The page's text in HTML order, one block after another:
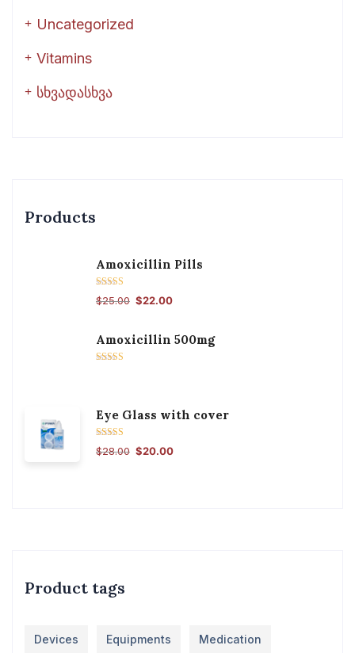
Uncategorized
Vitamins
სხვადასხვა
Products
Amoxicillin Pills
შეფასება
5.00, 5-დან
$25.00 $22.00
Amoxicillin 500mg
Eye Glass with cover
შეფასება
5.00, 5-დან
$28.00 $20.00
Product tags
Devices Equipments Medication